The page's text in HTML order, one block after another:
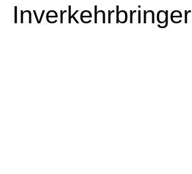
Inverkehrbringer